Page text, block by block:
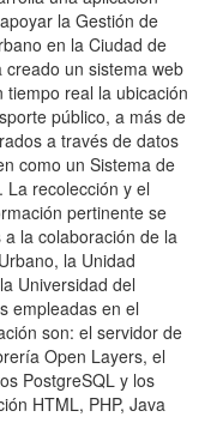
la Gestión de
en la Ciudad de
un sistema web
real la ubicación
público, a más de
a través de datos
como un Sistema de
La recolección y el
pertinente se
la colaboración de la
la Unidad
Universidad del
empleadas en el
son: el servidor de
Open Layers, el
PostgreSQL y los
HTML, PHP, Java